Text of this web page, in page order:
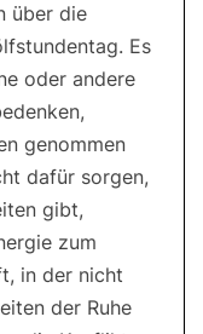
über die
Es
oder andere
genommen
dafür sorgen,
gibt,
zum
in der nicht
der Ruhe